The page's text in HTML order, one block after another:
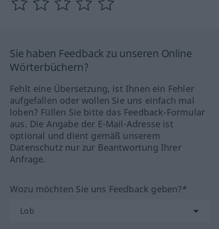
Sie haben Feedback zu unseren Online
Wörterbüchern?
Fehlt eine Übersetzung, ist Ihnen ein Fehler
aufgefallen oder wollen Sie uns einfach mal
loben? Füllen Sie bitte das Feedback-Formular
aus. Die Angabe der E-Mail-Adresse ist
optional und dient gemäß unserem
Datenschutz nur zur Beantwortung Ihrer
Anfrage.
Wozu möchten Sie uns Feedback geben?*